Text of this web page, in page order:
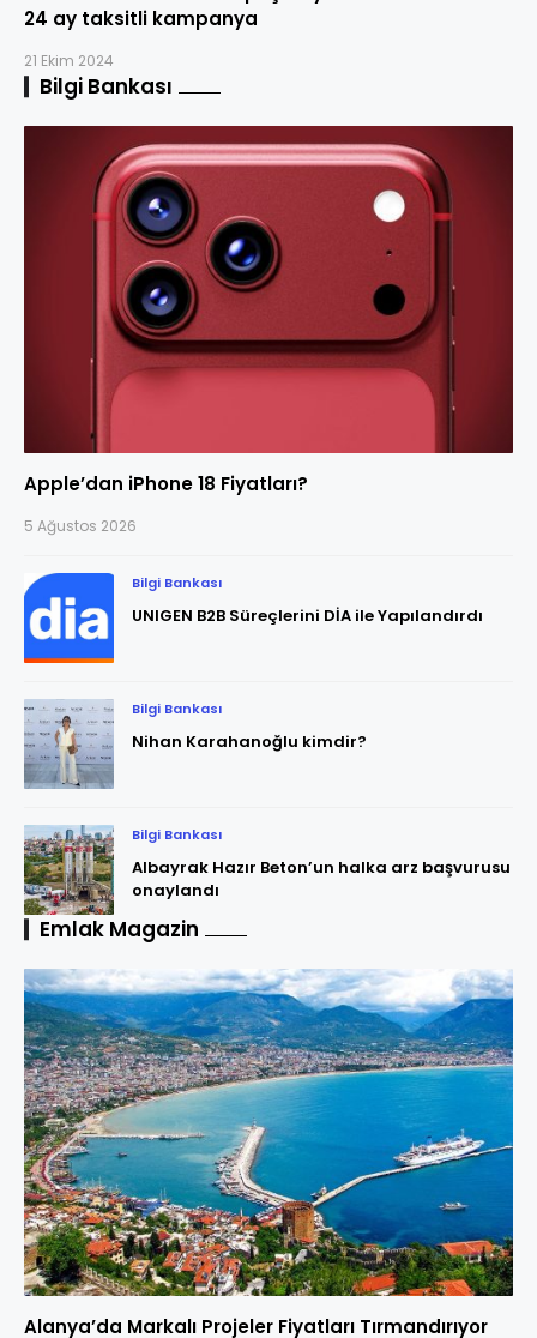
24 ay taksitli kampanya
21 Ekim 2024
Bilgi Bankası
Apple’dan iPhone 18 Fiyatları?
5 Ağustos 2026
Bilgi Bankası
UNIGEN B2B Süreçlerini DİA ile Yapılandırdı
Bilgi Bankası
Nihan Karahanoğlu kimdir?
Bilgi Bankası
Albayrak Hazır Beton’un halka arz başvurusu
onaylandı
Emlak Magazin
Alanya’da Markalı Projeler Fiyatları Tırmandırıyor